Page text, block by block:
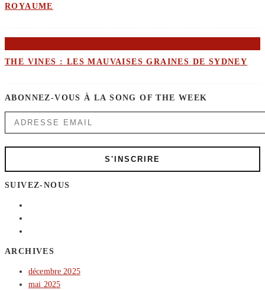
ROYAUME
THE VINES : LES MAUVAISES GRAINES DE SYDNEY
ABONNEZ-VOUS À LA SONG OF THE WEEK
SUIVEZ-NOUS
ARCHIVES
décembre 2025
mai 2025